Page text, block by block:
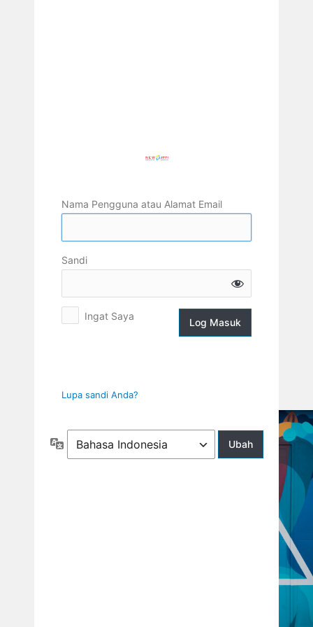
Log
Nama Pengguna atau Alamat Email
Sandi
Ingat Saya
Lupa sandi Anda?
Bahasa